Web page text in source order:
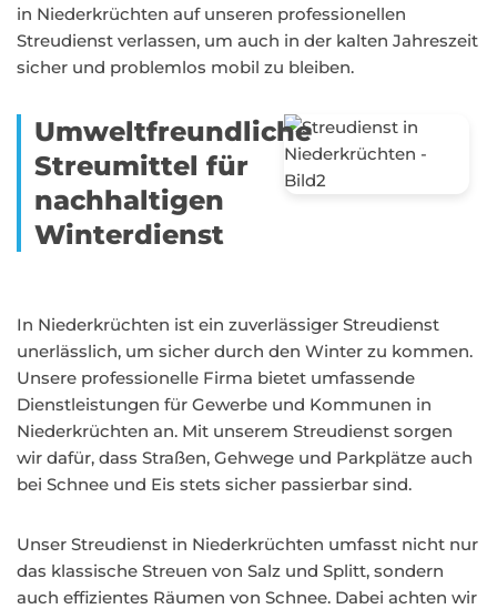
in Niederkrüchten auf unseren professionellen
Streudienst verlassen, um auch in der kalten Jahreszeit
sicher und problemlos mobil zu bleiben.
Umweltfreundliche
Streumittel für
nachhaltigen
Winterdienst
In Niederkrüchten ist ein zuverlässiger Streudienst
unerlässlich, um sicher durch den Winter zu kommen.
Unsere professionelle Firma bietet umfassende
Dienstleistungen für Gewerbe und Kommunen in
Niederkrüchten an. Mit unserem Streudienst sorgen
wir dafür, dass Straßen, Gehwege und Parkplätze auch
bei Schnee und Eis stets sicher passierbar sind.
Unser Streudienst in Niederkrüchten umfasst nicht nur
das klassische Streuen von Salz und Splitt, sondern
auch effizientes Räumen von Schnee. Dabei achten wir